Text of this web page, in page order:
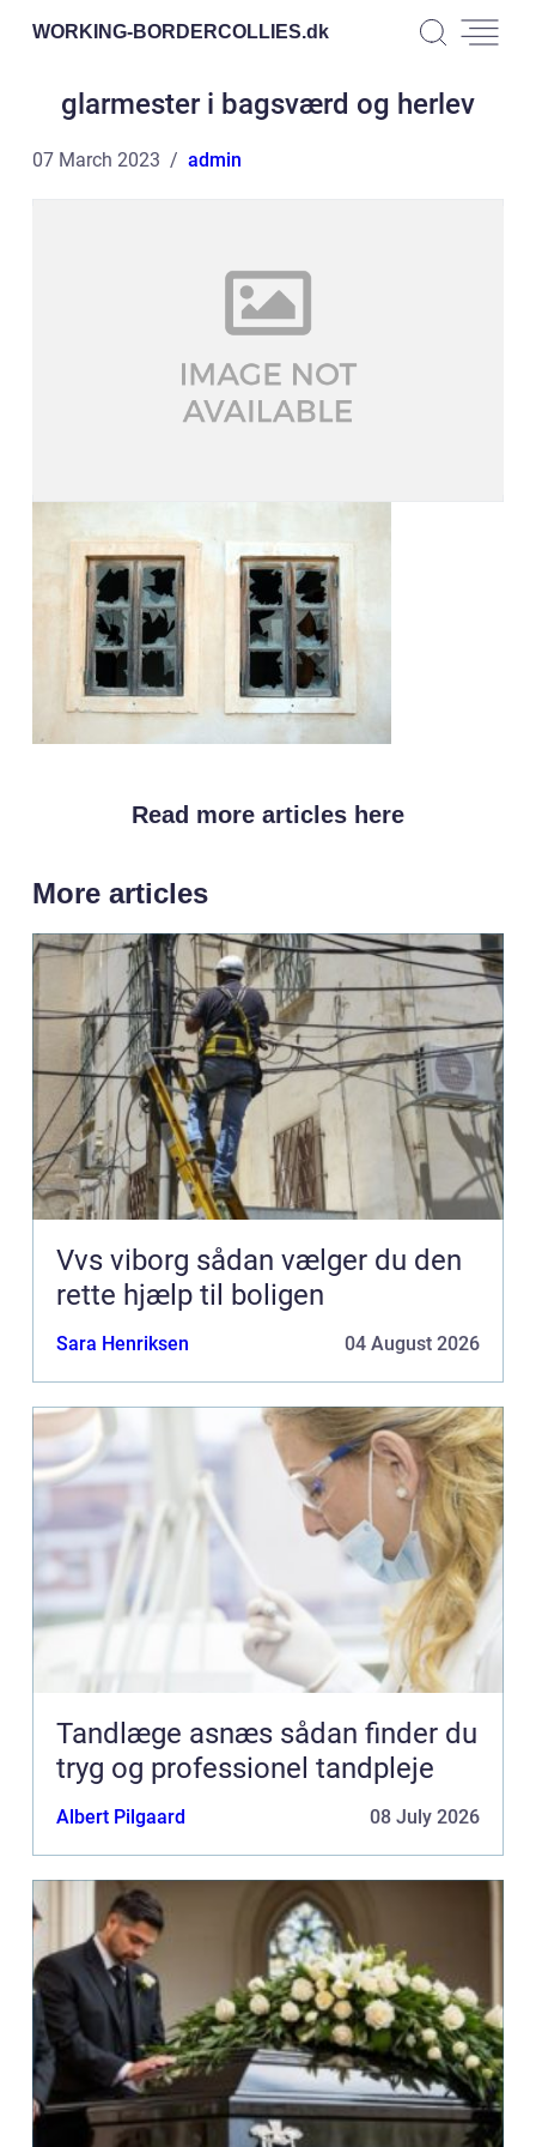
WORKING-BORDERCOLLIES.dk
glarmester i bagsværd og herlev
07 March 2023 admin
Read more articles here
More articles
Vvs viborg sådan vælger du den
rette hjælp til boligen
Sara Henriksen 04 August 2026
Tandlæge asnæs sådan finder du
tryg og professionel tandpleje
Albert Pilgaard 08 July 2026